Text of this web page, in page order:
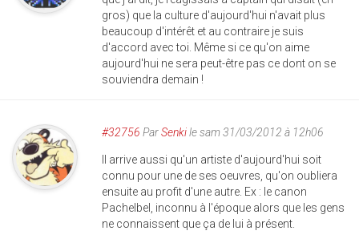
gros) que la culture d'aujourd'hui n'avait plus
beaucoup d'intérêt et au contraire je suis
d'accord avec toi. Même si ce qu'on aime
aujourd'hui ne sera peut-être pas ce dont on se
souviendra demain !
#32756 ParSenkile sam 31/03/2012 à 12h06
Il arrive aussi qu'un artiste d'aujourd'hui soit
connu pour une de ses oeuvres, qu'on oubliera
ensuite au profit d'une autre. Ex : le canon
Pachelbel, inconnu à l'époque alors que les gens
ne connaissent que ça de lui à présent.